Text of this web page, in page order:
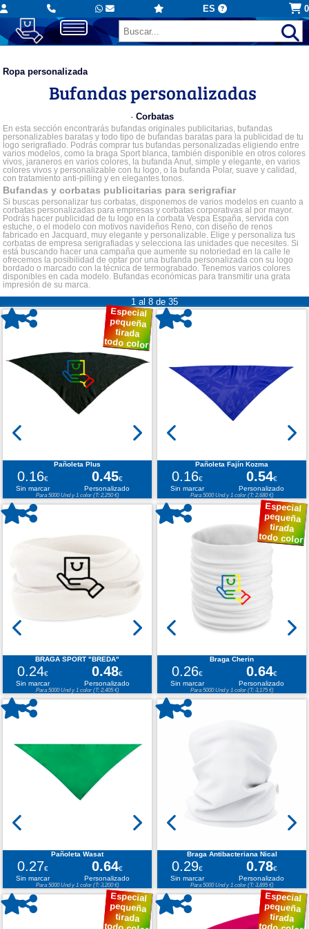
ES 0
Ropa personalizada
Bufandas personalizadas
· Corbatas
En esta sección encontrarás bufandas originales publicitarias, bufandas
personalizables baratas y todo tipo de bufandas baratas para la publicidad de tu
logo serigrafiado. Podrás comprar tus bufandas personalizadas eligiendo entre
varios modelos, como la braga Sport blanca, también disponible en otros colores
vivos, jaraneros en varios colores, la bufanda Anut, simple y elegante, en varios
colores vivos y personalizable con tu logo, o la bufanda Polar, suave y calidad,
con tratamiento anti-pilling y en elegantes tonos.
Bufandas y corbatas publicitarias para serigrafiar
Si buscas personalizar tus corbatas, disponemos de varios modelos en cuanto a
corbatas personalizadas para empresas y corbatas corporativas al por mayor.
Podrás hacer publicidad de tu logo en la corbata Vespa España, servida con
estuche, o el modelo con motivos navideños Reno, con diseño de renos
fabricado en Jacquard, muy elegante y personalizable. Elige y personaliza tus
corbatas de empresa serigrafiadas y selecciona las unidades que necesites. Si
está buscando hacer una campaña que aumente su notoriedad en la calle le
ofrecemos la posibilidad de optar por una bufanda personalizada con su logo
bordado o marcado con la técnica de termograbado. Tenemos varios colores
disponibles en cada modelo. Bufandas económicas para transmitir una grata
impresión de su marca.
1 al 8 de 35
Especial
pequeña
tirada
todo color
Pañoleta Plus
0.16€ 0.45€
Sin marcar
Personalizado
Para 5000 Und y 1 color (T: 2,250 €)
Pañoleta Fajín Kozma
0.16€ 0.54€
Sin marcar
Personalizado
Para 5000 Und y 1 color (T: 2,680 €)
BRAGA SPORT "BREDA"
0.24€ 0.48€
Sin marcar
Personalizado
Para 5000 Und y 1 color (T: 2,405 €)
Especial
pequeña
tirada
todo color
Braga Cherin
0.26€ 0.64€
Sin marcar
Personalizado
Para 5000 Und y 1 color (T: 3,175 €)
Pañoleta Wasat
0.27€ 0.64€
Sin marcar
Personalizado
Para 5000 Und y 1 color (T: 3,200 €)
Braga Antibacteriana Nical
0.29€ 0.78€
Sin marcar
Personalizado
Para 5000 Und y 1 color (T: 3,895 €)
Especial
pequeña
tirada
Especial
pequeña
tirada